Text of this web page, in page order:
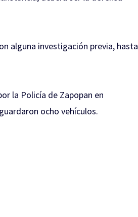
alguna investigación previa, hasta
la Policía de Zapopan en
ocho vehículos.